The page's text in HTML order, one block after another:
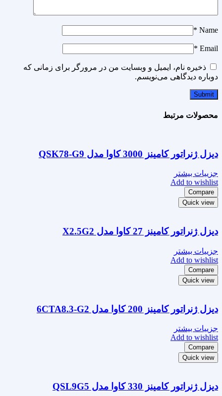
Name
*
Email
*
ذخیره نام، ایمیل و وبسایت من در مرورگر برای زمانی که
دوباره دیدگاهی می‌نویسم.
محصولات مرتبط
دیزل ژنراتور کامینز 3000 کاوا مدل QSK78-G9
جزییات بیشتر
Add to wishlist
Compare
Quick view
دیزل ژنراتور کامینز 27 کاوا مدل X2.5G2
جزییات بیشتر
Add to wishlist
Compare
Quick view
دیزل ژنراتور کامینز 200 کاوا مدل 6CTA8.3-G2
جزییات بیشتر
Add to wishlist
Compare
Quick view
دیزل ژنراتور کامینز 330 کاوا مدل QSL9G5